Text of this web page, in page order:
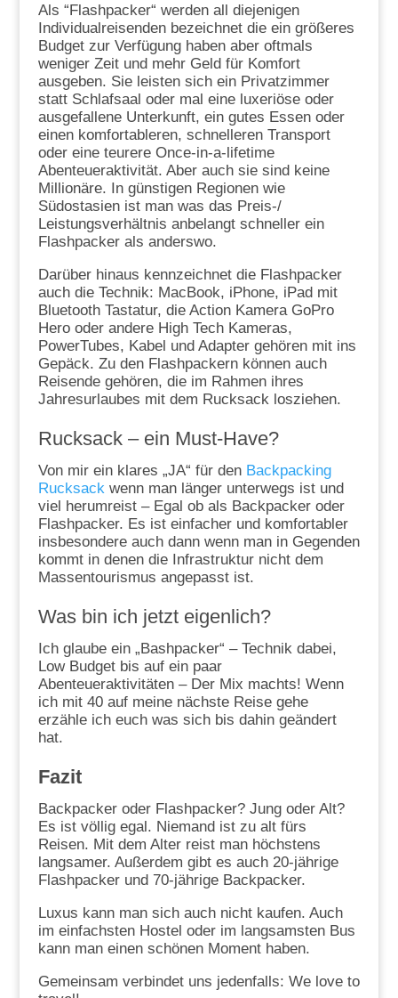
Als “Flashpacker“ werden all diejenigen
Individualreisenden bezeichnet die ein größeres
Budget zur Verfügung haben aber oftmals
weniger Zeit und mehr Geld für Komfort
ausgeben. Sie leisten sich ein Privatzimmer
statt Schlafsaal oder mal eine luxeriöse oder
ausgefallene Unterkunft, ein gutes Essen oder
einen komfortableren, schnelleren Transport
oder eine teurere Once-in-a-lifetime
Abenteueraktivität. Aber auch sie sind keine
Millionäre. In günstigen Regionen wie
Südostasien ist man was das Preis-/
Leistungsverhältnis anbelangt schneller ein
Flashpacker als anderswo.
Darüber hinaus kennzeichnet die Flashpacker
auch die Technik: MacBook, iPhone, iPad mit
Bluetooth Tastatur, die Action Kamera GoPro
Hero oder andere High Tech Kameras,
PowerTubes, Kabel und Adapter gehören mit ins
Gepäck. Zu den Flashpackern können auch
Reisende gehören, die im Rahmen ihres
Jahresurlaubes mit dem Rucksack losziehen.
Rucksack – ein Must-Have?
Von mir ein klares „JA“ für den Backpacking
Rucksackwenn man länger unterwegs ist und
viel herumreist – Egal ob als Backpacker oder
Flashpacker. Es ist einfacher und komfortabler
insbesondere auch dann wenn man in Gegenden
kommt in denen die Infrastruktur nicht dem
Massentourismus angepasst ist.
Was bin ich jetzt eigenlich?
Ich glaube ein „Bashpacker“ – Technik dabei,
Low Budget bis auf ein paar
Abenteueraktivitäten – Der Mix machts! Wenn
ich mit 40 auf meine nächste Reise gehe
erzähle ich euch was sich bis dahin geändert
hat.
Fazit
Backpacker oder Flashpacker? Jung oder Alt?
Es ist völlig egal. Niemand ist zu alt fürs
Reisen. Mit dem Alter reist man höchstens
langsamer. Außerdem gibt es auch 20-jährige
Flashpacker und 70-jährige Backpacker.
Luxus kann man sich auch nicht kaufen. Auch
im einfachsten Hostel oder im langsamsten Bus
kann man einen schönen Moment haben.
Gemeinsam verbindet uns jedenfalls: We love to